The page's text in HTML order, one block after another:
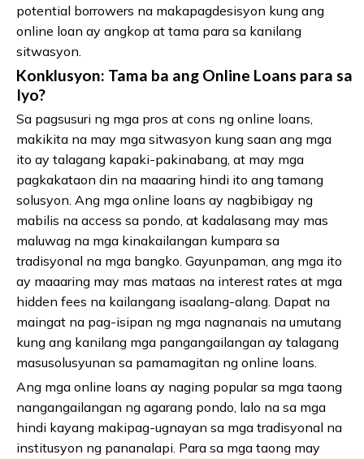
potential borrowers na makapagdesisyon kung ang
online loan ay angkop at tama para sa kanilang
sitwasyon.
Konklusyon: Tama ba ang Online Loans para sa
Iyo?
Sa pagsusuri ng mga pros at cons ng online loans,
makikita na may mga sitwasyon kung saan ang mga
ito ay talagang kapaki-pakinabang, at may mga
pagkakataon din na maaaring hindi ito ang tamang
solusyon. Ang mga online loans ay nagbibigay ng
mabilis na access sa pondo, at kadalasang may mas
maluwag na mga kinakailangan kumpara sa
tradisyonal na mga bangko. Gayunpaman, ang mga ito
ay maaaring may mas mataas na interest rates at mga
hidden fees na kailangang isaalang-alang. Dapat na
maingat na pag-isipan ng mga nagnanais na umutang
kung ang kanilang mga pangangailangan ay talagang
masusolusyunan sa pamamagitan ng online loans.
Ang mga online loans ay naging popular sa mga taong
nangangailangan ng agarang pondo, lalo na sa mga
hindi kayang makipag-ugnayan sa mga tradisyonal na
institusyon ng pananalapi. Para sa mga taong may